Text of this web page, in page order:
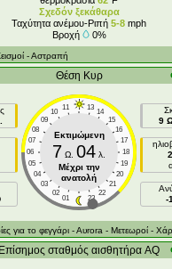
Σχεδόν ξεκάθαρα
Ταχύτητα ανέμου-Ριπή 5-8 mph
Βροχή
0%
- Αστραπή
Θέση Κυρ
11 13
10
14
09
15
08
16
07
17
06
18
05
19
04
20
03
21
02
22
01 23
Εκτιμώμενη
7 Ω. 04 λ.
Μέχρι την
ανατολή
9
-
για το φεγγάρι - Αυrora - Μετεωροί -
Επίσημος σταθμός αισθητήρα AQ